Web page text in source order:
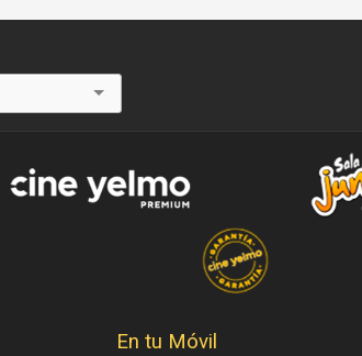
En tu Móvil